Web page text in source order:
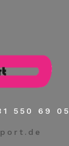
550 69 05